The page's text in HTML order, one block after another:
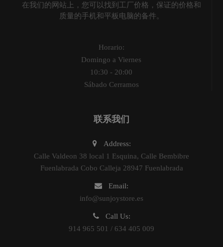
在我们的网站上，您可以找到工厂价格，保证的价格和
质量的手机和平板电脑的备件。
Horario:
Domingo a Viernes
10:30 - 20:00
Sábado Cerramos
联系我们
Address:
Calle Valdeon 38 local 1 Esquina, Calle Bembibre
Fuenlabrada Cobo Calleja 28947 Fuenlabrada
Email:
info@sunjoystore.es
Call Us:
914 965 501 / 634 405 009